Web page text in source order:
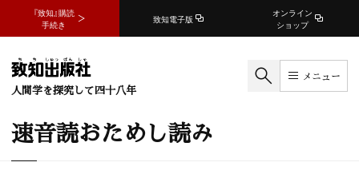
『致知』購読
手続き
致知電子版
オンライン
ショップ
人間学を探究して四十八年
メニュー
速音読おためし読み